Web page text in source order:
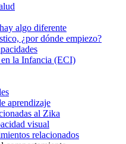
algo diferente
¿por dónde empiezo?
la Infancia (ECI)
aprendizaje
al Zika
visual
relacionados